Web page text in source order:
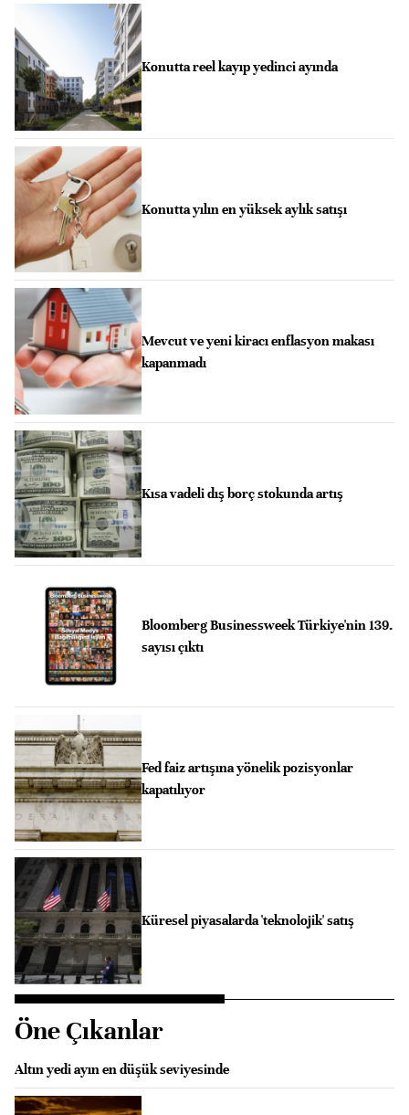
Konutta reel kayıp yedinci ayında
Konutta yılın en yüksek aylık satışı
Mevcut ve yeni kiracı enflasyon makası
kapanmadı
Kısa vadeli dış borç stokunda artış
Bloomberg Businessweek Türkiye'nin 139.
sayısı çıktı
Fed faiz artışına yönelik pozisyonlar
kapatılıyor
Küresel piyasalarda 'teknolojik' satış
Öne Çıkanlar
Altın yedi ayın en düşük seviyesinde